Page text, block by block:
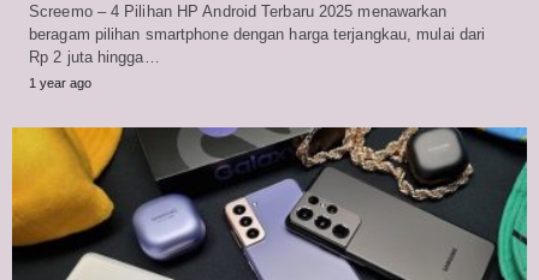
Screemo – 4 Pilihan HP Android Terbaru 2025 menawarkan
beragam pilihan smartphone dengan harga terjangkau, mulai dari
Rp 2 juta hingga…
1 year ago